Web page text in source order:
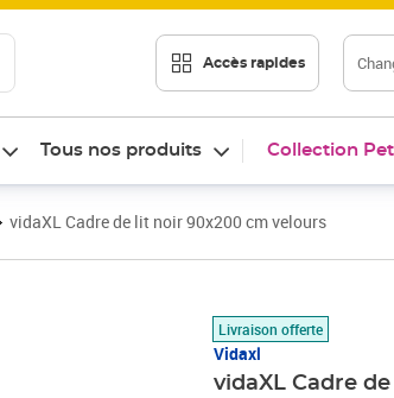
Accès rapides
Tous nos produits Collection
vidaXL Cadre de lit noir 90x200 cm velours
Livraison offerte
Vidaxl
vidaXL Cadre
Prix 70,89€